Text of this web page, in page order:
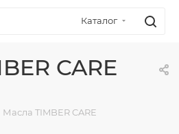
Каталог
CARE
Масла TIMBER CARE